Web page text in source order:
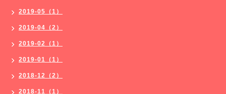
2019-05（1）
2019-04（2）
2019-02（1）
2019-01（1）
2018-12（2）
2018-11（1）